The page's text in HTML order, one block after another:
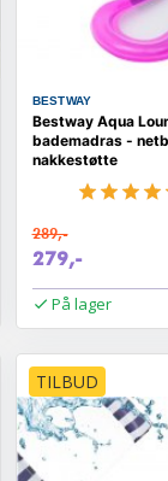
BESTWAY
Bestway Aqua
bademadras -
nakkestøtte
289,-
279,-
På lager
TILBUD